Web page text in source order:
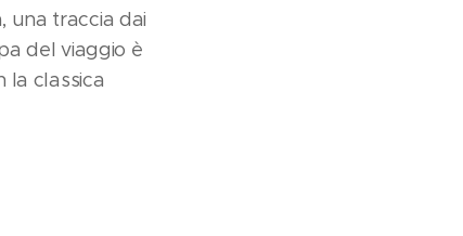
una traccia dai
del viaggio è
la classica